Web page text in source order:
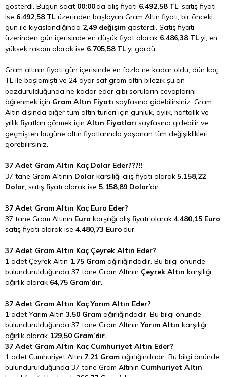
gösterdi. Bugün saat 00:00’da alış fiyatı 6.492,58 TL, satış fiyatı
ise 6.492,58 TL üzerinden başlayan Gram Altın fiyatı, bir önceki
gün ile kıyaslandığında 2,49 değişim gösterdi. Satış fiyatı
üzerinden gün içerisinde en düşük fiyat olarak 6.486,38 TL’yi, en
yüksek rakam olarak ise 6.705,58 TL’yi gördü.
Gram altının fiyatı gün içerisinde en fazla ne kadar oldu, dün kaç
TL ile başlamıştı ve 24 ayar saf gram altın bilezik şu an
bozdurulduğunda ne kadar eder gibi soruların cevaplarını
öğrenmek için Gram Altın Fiyatı sayfasına gidebilirsiniz. Gram
Altın dışında diğer tüm altın türleri için günlük, aylık, haftalık ve
yıllık fiyatları görmek için Altın Fiyatları sayfasına gidebilir ve
geçmişten bugüne altın fiyatlarında yaşanan tüm değişiklikleri
görebilirsiniz.
37 Adet Gram Altın Kaç Dolar Eder???!!
37 tane Gram Altının Dolar karşılığı alış fiyatı olarak 5.158,22
Dolar, satış fiyatı olarak ise 5.158,89 Dolar’dır.
37 Adet Gram Altın Kaç Euro Eder?
37 tane Gram Altının Euro karşılığı alış fiyatı olarak 4.480,15 Euro,
satış fiyatı olarak ise 4.480,73 Euro’dur.
37 Adet Gram Altın Kaç Çeyrek Altın Eder?
1 adet Çeyrek Altın 1.75 Gram ağırlığındadır. Bu bilgi önünde
bulundurulduğunda 37 tane Gram Altının Çeyrek Altın karşılığı
ağırlık olarak 64,75 Gram’dır.
37 Adet Gram Altın Kaç Yarım Altın Eder?
1 adet Yarım Altın 3.50 Gram ağırlığındadır. Bu bilgi önünde
bulundurulduğunda 37 tane Gram AltınınYarım Altın karşılığı
ağırlık olarak 129,50 Gram’dır.
37 Adet Gram Altın Kaç Cumhuriyet Altın Eder?
1 adet Cumhuriyet Altın 7.21 Gram ağırlığındadır. Bu bilgi önünde
bulundurulduğunda 37 tane Gram Altının Cumhuriyet Altın